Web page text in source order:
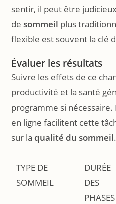
sentir, il peut être
desommeil plus
flexible est souvent la clé
Évaluer les résultats
Suivre les effets de ce
productivité et la santé
programme si
en ligne facilitent cette
sur la qualité du sommeil.
TYPE DE
SOMMEIL
DURÉE
DES
PHASES